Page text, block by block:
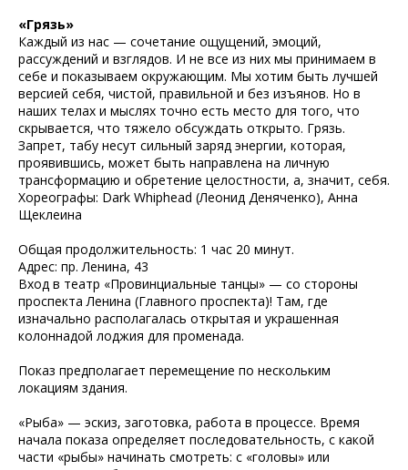
«Грязь»
Каждый из нас — сочетание ощущений, эмоций,
рассуждений и взглядов. И не все из них мы принимаем в
себе и показываем окружающим. Мы хотим быть лучшей
версией себя, чистой, правильной и без изъянов. Но в
наших телах и мыслях точно есть место для того, что
скрывается, что тяжело обсуждать открыто. Грязь.
Запрет, табу несут сильный заряд энергии, которая,
проявившись, может быть направлена на личную
трансформацию и обретение целостности, а, значит, себя.
Хореографы: Dark Whiphead (Леонид Деняченко), Анна
Щеклеина
Общая продолжительность: 1 час 20 минут.
Адрес: пр. Ленина, 43
Вход в театр «Провинциальные танцы» — со стороны
проспекта Ленина (Главного проспекта)! Там, где
изначально располагалась открытая и украшенная
колоннадой лоджия для променада.
Показ предполагает перемещение по нескольким
локациям здания.
«Рыба» — эскиз, заготовка, работа в процессе. Время
начала показа определяет последовательность, с какой
части «рыбы» начинать смотреть: с «головы» или